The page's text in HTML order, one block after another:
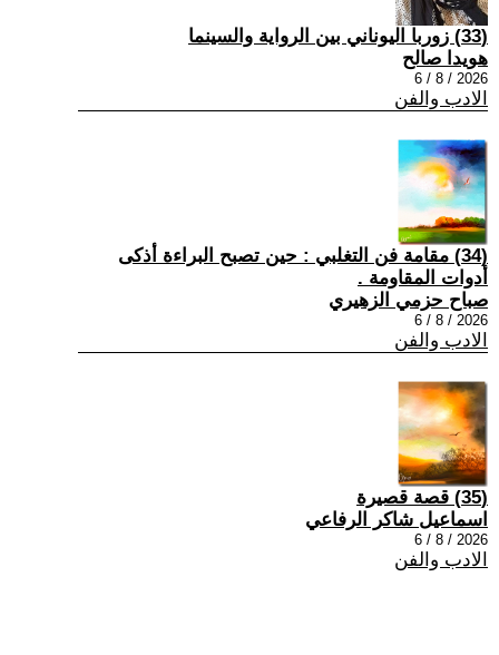
(33) زوربا اليوناني بين الرواية والسينما
هويدا صالح
2026 / 8 / 6
الادب والفن
(34) مقامة فن التغلبي : حين تصبح البراءة أذكى
أدوات المقاومة .
صباح حزمي الزهيري
2026 / 8 / 6
الادب والفن
(35) قصة قصيرة
اسماعيل شاكر الرفاعي
2026 / 8 / 6
الادب والفن